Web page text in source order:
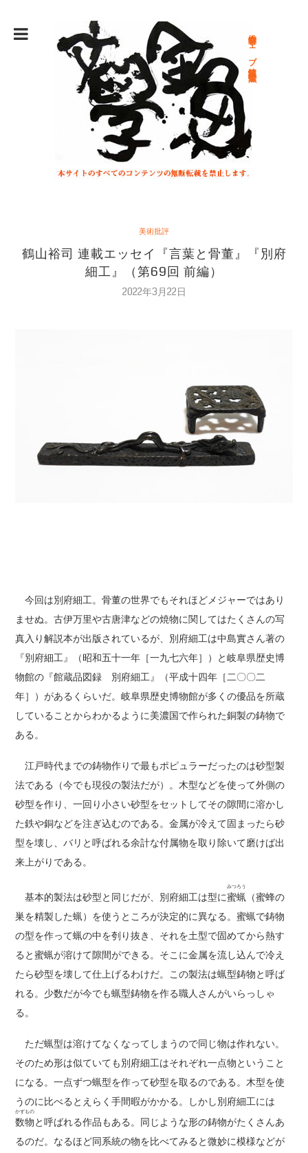
総合文学ウェブ情報誌 文学金魚
美術批評
鶴山裕司 連載エッセイ『言葉と骨董』『別府
細工』（第69回 前編）
2022年3月22日
今回は別府細工。骨董の世界でもそれほどメジャーではあり
ませぬ。古伊万里や古唐津などの焼物に関してはたくさんの写
真入り解説本が出版されているが、別府細工は中島實さん著の
『別府細工』（昭和五十一年［一九七六年］）と岐阜県歴史博
物館の『館蔵品図録 別府細工』（平成十四年［二〇〇二
年］）があるくらいだ。岐阜県歴史博物館が多くの優品を所蔵
していることからわかるように美濃国で作られた銅製の鋳物で
ある。
江戸時代までの鋳物作りで最もポピュラーだったのは砂型製
法である（今でも現役の製法だが）。木型などを使って外側の
砂型を作り、一回り小さい砂型をセットしてその隙間に溶かし
た鉄や銅などを注ぎ込むのである。金属が冷えて固まったら砂
型を壊し、バリと呼ばれる余計な付属物を取り除いて磨けば出
来上がりである。
基本的製法は砂型と同じだが、別府細工は型に蜜蝋
みつろう
（蜜蜂の
巣を精製した蝋）を使うところが決定的に異なる。蜜蝋で鋳物
の型を作って蝋の中を刳り抜き、それを土型で固めてから熱す
ると蜜蝋が溶けて隙間ができる。そこに金属を流し込んで冷え
たら砂型を壊して仕上げるわけだ。この製法は蝋型鋳物と呼ば
れる。少数だが今でも蝋型鋳物を作る職人さんがいらっしゃ
る。
ただ蝋型は溶けてなくなってしまうので同じ物は作れない。
そのため形は似ていても別府細工はそれぞれ一点物ということ
になる。一点ずつ蝋型を作って砂型を取るのである。木型を使
うのに比べるとえらく手間暇がかかる。しかし別府細工には
数物
かずもの
と呼ばれる作品もある。同じような形の鋳物がたくさんあ
るのだ。なるほど同系統の物を比べてみると微妙に模様などが